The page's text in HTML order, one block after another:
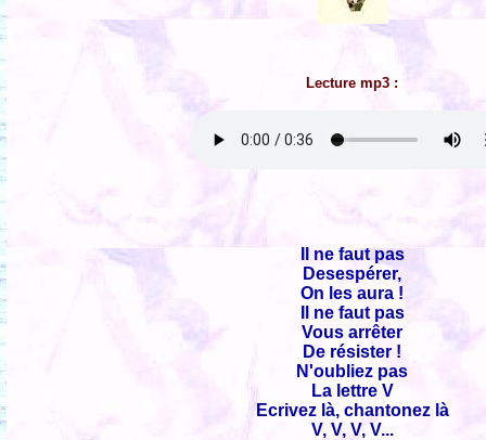
Lecture mp3 :
Il ne faut pas
Desespérer,
On les aura !
Il ne faut pas
Vous arrêter
De résister !
N'oubliez pas
La lettre V
Ecrivez là, chantonez là
V, V, V, V...